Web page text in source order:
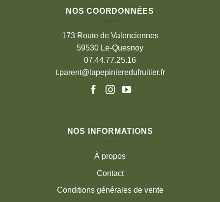
NOS COORDONNÉES
173 Route de Valenciennes
59530 Le-Quesnoy
07.44.77.25.16
t.parent@lapepinieredufruitier.fr
NOS INFORMATIONS
À propos
Contact
Conditions générales de vente